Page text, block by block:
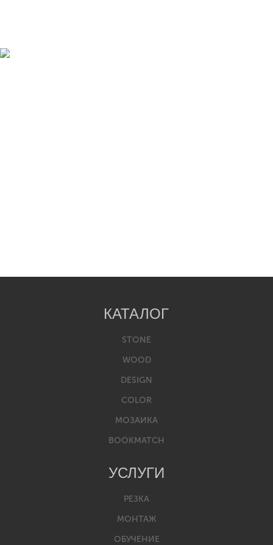
КАТАЛОГ
STONE
WOOD
DESIGN
COLOR
МОЗАИКА
BOOKMATCH
УСЛУГИ
РЕЗКА
МОНТАЖ
ОБУЧЕНИЕ